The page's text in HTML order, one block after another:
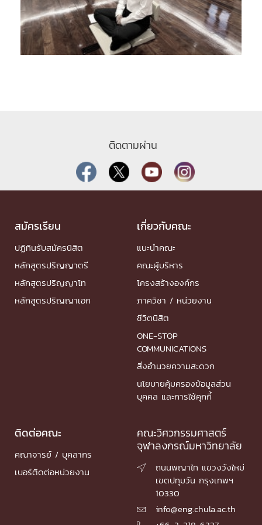
ติดตามผ่าน
สมัครเรียน
ปฏิทินรับสมัครนิสิต
หลักสูตรปริญญาตรี
หลักสูตรปริญญาโท
หลักสูตรปริญญาเอก
เกี่ยวกับคณะ
แนะนำคณะ
คณะผู้บริหาร
โครงสร้างองค์กร
ภาควิชา / หน่วยงาน
ชีวิตนิสิต
ONE-STOP
COMMUNICATIONS
สิ่งอำนวยความสะดวก
นโยบายคุ้มครองข้อมูลส่วน
บุคคล และการใช้คุกกี้
ติดต่อคณะ
คณาจารย์ / บุคลากร
เบอร์ติดต่อหน่วยงาน
คณะวิศวกรรมศาสตร์
จุฬาลงกรณ์มหาวิทยาลัย

ถนนพญาไท แขวงวังใหม่
เขตปทุมวัน กรุงเทพฯ
10330
 info@eng.chula.ac.th